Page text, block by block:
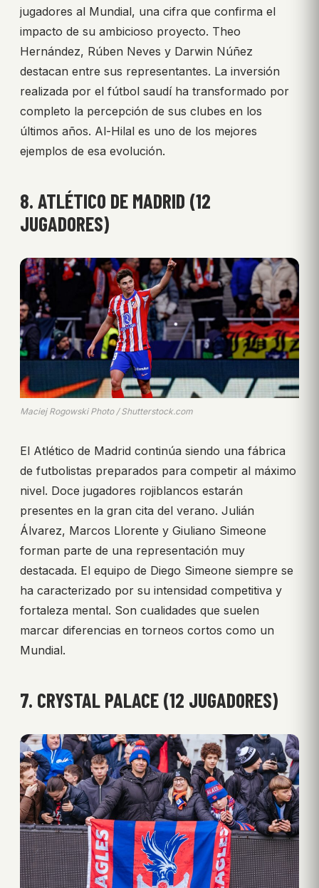
jugadores al Mundial, una cifra que confirma el
impacto de su ambicioso proyecto. Theo
Hernández, Rúben Neves y Darwin Núñez
destacan entre sus representantes. La inversión
realizada por el fútbol saudí ha transformado por
completo la percepción de sus clubes en los
últimos años. Al-Hilal es uno de los mejores
ejemplos de esa evolución.
8. ATLÉTICO DE MADRID (12
JUGADORES)
Maciej Rogowski Photo / Shutterstock.com
El Atlético de Madrid continúa siendo una fábrica
de futbolistas preparados para competir al máximo
nivel. Doce jugadores rojiblancos estarán
presentes en la gran cita del verano. Julián
Álvarez, Marcos Llorente y Giuliano Simeone
forman parte de una representación muy
destacada. El equipo de Diego Simeone siempre se
ha caracterizado por su intensidad competitiva y
fortaleza mental. Son cualidades que suelen
marcar diferencias en torneos cortos como un
Mundial.
7. CRYSTAL PALACE (12 JUGADORES)